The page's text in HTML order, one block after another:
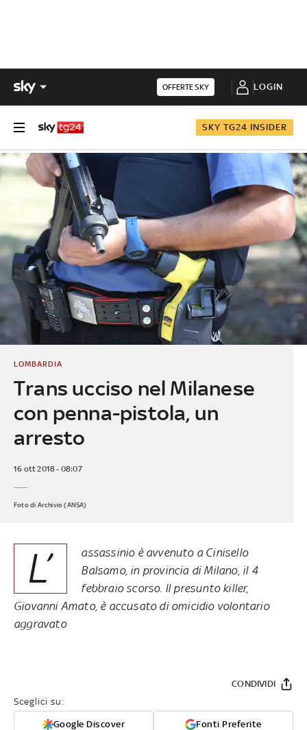
OFFERTE SKY LOGIN
SKY TG24 INSIDER
Trans ucciso nel Milanese
con penna-pistola, un
arresto
LOMBARDIA
16 ott 2018 - 08:07
Foto di Archivio (ANSA)
L’
assassinio è avvenuto a Cinisello
Balsamo, in provincia di Milano, il 4
febbraio scorso. Il presunto killer,
Giovanni Amato, è accusato di omicidio volontario
aggravato
Sceglici su:
Google Discover Fonti Preferite
CONDIVIDI